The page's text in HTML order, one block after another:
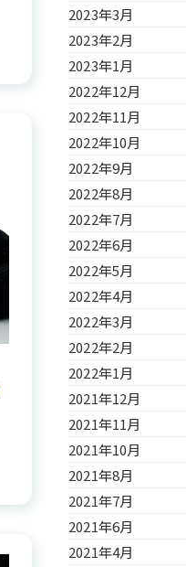
2023年3月
2023年2月
2023年1月
2022年12月
2022年11月
2022年10月
2022年9月
2022年8月
2022年7月
2022年6月
2022年5月
2022年4月
2022年3月
2022年2月
2022年1月
2021年12月
2021年11月
2021年10月
2021年8月
2021年7月
2021年6月
2021年4月